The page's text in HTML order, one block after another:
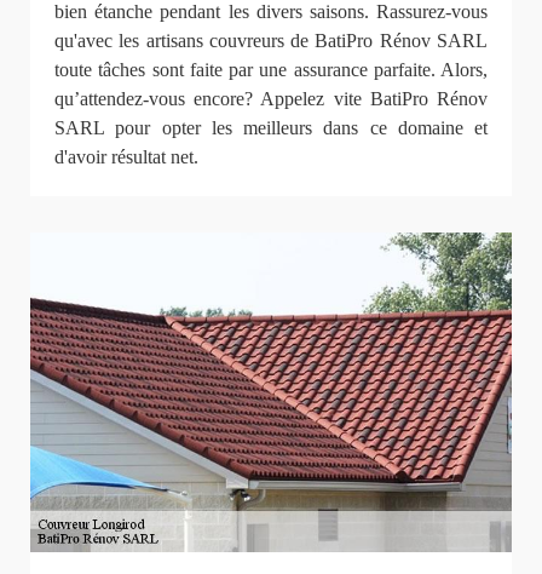
bien étanche pendant les divers saisons. Rassurez-vous
qu'avec les artisans couvreurs de BatiPro Rénov SARL
toute tâches sont faite par une assurance parfaite. Alors,
qu’attendez-vous encore? Appelez vite BatiPro Rénov
SARL pour opter les meilleurs dans ce domaine et
d'avoir résultat net.